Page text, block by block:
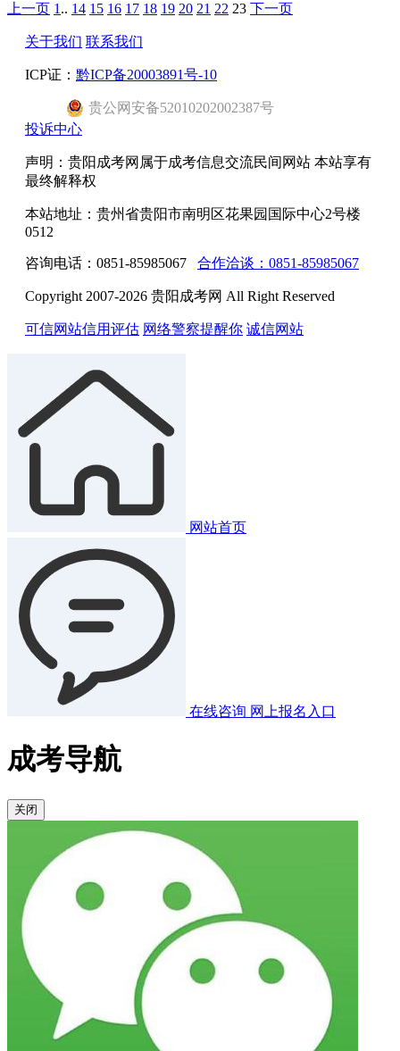
上一页 1 .. 14 15 16 17 18 19 20 21 22 23 下一页
关于我们 联系我们
ICP证： 黔ICP备20003891号-10
贵公网安备52010202002387号
投诉中心
声明：贵阳成考网属于成考信息交流民间网站 本站享有
最终解释权
本站地址：贵州省贵阳市南明区花果园国际中心2号楼
0512
咨询电话：0851-85985067 合作洽谈：0851-85985067
Copyright 2007-2026 贵阳成考网 All Right Reserved
可信网站信用评估 网络警察提醒你 诚信网站
网站首页
在线咨询 网上报名入口
成考导航
关闭